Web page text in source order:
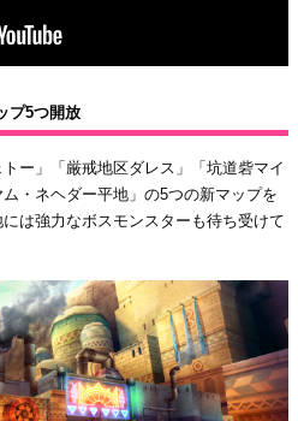
プ5つ開放
ー」「厳戒地区ダレス」「坑道砦マイ
・ネヘダー平地」の5つの新マップを
は強力なボスモンスターも待ち受けて